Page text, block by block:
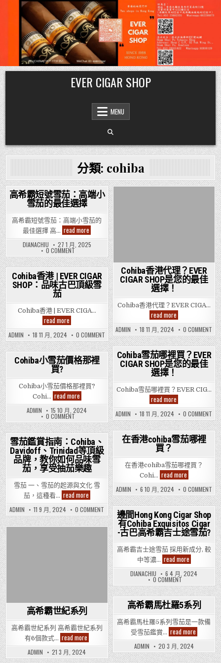
Skip
to
content
EVER CIGAR SHOP
MENU
分類: cohiba
Posted
in
高希霸短號雪茄：高端小
雪茄的最佳選擇
高希霸短號雪茄：高端小雪茄的
最佳選擇 高… read more
希
霸
短
號
雪
茄：
高
端
小
的
最
擇
DIANACHIU 27 1 月, 2025
0 COMMENTON
高
希
霸
短
號
雪
茄：
端
小
雪
的
最
佳
選
擇
Cohiba香港代理？EVER
CIGAR SHOP是您的最佳
選擇！
Cohiba香港代理？EVER CIGA…
read more
香
港
代
理？
EVER
CIGAR
SHOP
是
最
佳
選
擇！
ADMIN 18 11 月, 2024 0 COMMENT ON
香
港
代
是
您
的
最
佳
選
Posted
Cohiba香港 | EVER CIGAR
SHOP：品味古巴頂級雪
茄
Cohiba香港 | EVER CIGA…
read more
香
港
|
EVER
CIGAR
SHOP：
品
古
巴
頂
級
雪
茄
ADMIN 18 11 月, 2024 0 COMMENT ON
COHIBA
香
港
EVER
CIGAR
SHOP：
品
味
古
巴
頂
級
雪
茄
Posted
in
Cohiba雪茄哪裡買？EVER
CIGAR SHOP是您的最佳
選擇！
Cohiba雪茄哪裡買？EVER CIG…
read more
雪
茄
哪
裡
買？
EVER
CIGAR
是
您
的
最
佳
選
擇！
ADMIN 18 11 月, 2024 0 COMMENT ON
雪
茄
哪
裡
是
您
的
最
佳
選
擇
Posted
in
Cohiba小雪茄價格那裡
買?
Cohiba小雪茄價格那裡買?
Cohi… read moreCohiba
小
雪
茄
價
格
那
裡
買?
ADMIN 15 10 月, 2024
0 COMMENTON
COHIBA
小
雪
茄
價
格
那
裡
買?
in
在香港cohiba雪茄哪裡
買？
在香港cohiba雪茄哪裡買？
Cohi… read more在
香
港
cohiba
雪
茄
哪
裡
買？
ADMIN 6 10 月, 2024 0 COMMENTON
在
香
港
雪
茄
哪
裡
買
Posted
in
雪茄鑑賞指南：Cohiba、
Davidoff、Trinidad等頂級
品牌，教你如何品味雪
茄，享受抽茄樂趣
雪茄 一、雪茄的起源與文化 雪
茄，這種看… read more雪
茄
鑑
賞
指
南：
Cohiba、
Davidoff、
何
雪
茄，
享
受
抽
ADMIN 11 9 月, 2024 0 COMMENT ON
雪
茄
鑑
賞
指
南：
COHIBA、
DAVIDOFF、
TRINIDAD
等
頂
級
品
牌，
教
你
如
何
品
味
雪
茄，
享
受
抽
Posted
in
邊間Hong Kong Cigar Shop
有Cohiba Exquisitos Cigar
-古巴高希霸吉士途雪茄?
高希霸吉士途雪茄 採用新成分, 較
中等濃… read more邊
間
Hong
Kong
Cigar
Shop
有
Cohiba
Exquisitos
Cigar
-
古
巴
高
希
霸
吉
DIANACHIU 6 4 月, 2024
0 COMMENT ON
邊
間
HONG
KONG
CIGAR
SHOP
有
COHIBA
EXQUISITOS
CIGAR
-
古
巴
高希霸世紀系列
高希霸世紀系列 高希霸世紀系列
有6個款式… read more
希
霸
世
ADMIN 21 3 月, 2024
高希霸馬杜羅5系列
高希霸馬杜羅5系列雪茄是一款備
受雪茄鑑賞… read more高
希
霸
馬
杜
ADMIN 20 3 月, 2024